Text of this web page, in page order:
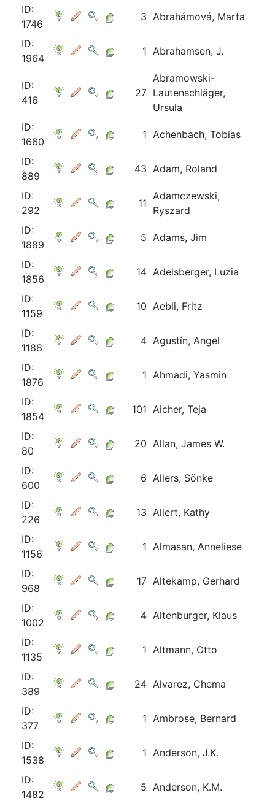
ID:
1746
3 Abrahámová, Marta
ID:
1964
1 Abrahamsen, J.
ID:
416
27
Abramowski-
Lautenschläger,
Ursula
ID:
1660
1 Achenbach, Tobias
ID:
889
43 Adam, Roland
ID:
292
11
Adamczewski,
Ryszard
ID:
1889
5 Adams, Jim
ID:
1856
14 Adelsberger, Luzia
ID:
1159
10 Aebli, Fritz
ID:
1188
4 Agustín, Angel
ID:
1876
1 Ahmadi, Yasmin
ID:
1854
101 Aicher, Teja
ID:
80
20 Allan, James W.
ID:
600
6 Allers, Sönke
ID:
226
13 Allert, Kathy
ID:
1156
1 Almasan, Anneliese
ID:
968
17 Altekamp, Gerhard
ID:
1002
4 Altenburger, Klaus
ID:
1135
1 Altmann, Otto
ID:
389
24 Alvarez, Chema
ID:
377
1 Ambrose, Bernard
ID:
1538
1 Anderson, J.K.
ID:
1482
5 Anderson, K.M.